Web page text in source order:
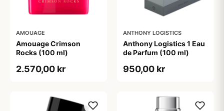
AMOUAGE
Amouage Crimson
Rocks (100 ml)
2.570,00 kr
ANTHONY LOGISTICS
Anthony Logistics 1 Eau
de Parfum (100 ml)
950,00 kr